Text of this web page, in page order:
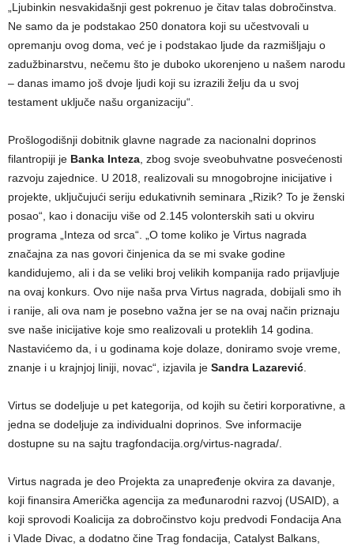
„Ljubinkin nesvakidašnji gest pokrenuo je čitav talas dobročinstva.
Ne samo da je podstakao 250 donatora koji su učestvovali u
opremanju ovog doma, već je i podstakao ljude da razmišljaju o
zadužbinarstvu, nečemu što je duboko ukorenjeno u našem narodu
– danas imamo još dvoje ljudi koji su izrazili želju da u svoj
testament uključe našu organizaciju“.
Prošlogodišnji dobitnik glavne nagrade za nacionalni doprinos
filantropiji je Banka Inteza , zbog svoje sveobuhvatne posvećenosti
razvoju zajednice. U 2018, realizovali su mnogobrojne inicijative i
projekte, uključujući seriju edukativnih seminara „Rizik? To je ženski
posao“, kao i donaciju više od 2.145 volonterskih sati u okviru
programa „Inteza od srca“. „O tome koliko je Virtus nagrada
značajna za nas govori činjenica da se mi svake godine
kandidujemo, ali i da se veliki broj velikih kompanija rado prijavljuje
na ovaj konkurs. Ovo nije naša prva Virtus nagrada, dobijali smo ih
i ranije, ali ova nam je posebno važna jer se na ovaj način priznaju
sve naše inicijative koje smo realizovali u proteklih 14 godina.
Nastavićemo da, i u godinama koje dolaze, doniramo svoje vreme,
znanje i u krajnjoj liniji, novac“, izjavila je Sandra Lazarević
Virtus se dodeljuje u pet kategorija, od kojih su četiri korporativne, a
jedna se dodeljuje za individualni doprinos. Sve informacije
dostupne su na sajtu tragfondacija.org/virtus-nagrada/.
Virtus nagrada je deo Projekta za unapređenje okvira za davanje,
koji finansira Američka agencija za međunarodni razvoj (USAID), a
koji sprovodi Koalicija za dobročinstvo koju predvodi Fondacija Ana
i Vlade Divac, a dodatno čine Trag fondacija, Catalyst Balkans,